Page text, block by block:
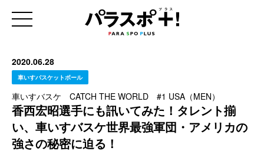
2020.06.28
車いすバスケットボール
車いすバスケ CATCH THE WORLD #1 USA（MEN）
香西宏昭選手にも訊いてみた！タレント揃
い、車いすバスケ世界最強軍団・アメリカの
強さの秘密に迫る！